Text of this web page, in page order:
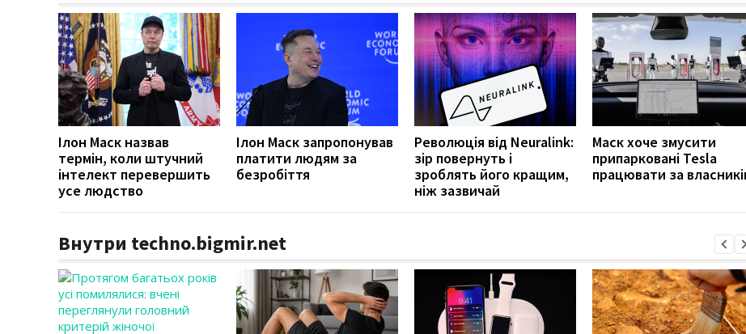
Ілон Маск назвав
термін, коли штучний
інтелект перевершить
усе людство
Ілон Маск запропонував
платити людям за
безробіття
Революція від Neuralink:
зір повернуть і
зроблять його кращим,
ніж зазвичай
Маск хоче змусити
припарковані Tesla
працювати за
Внутри techno.bigmir.net